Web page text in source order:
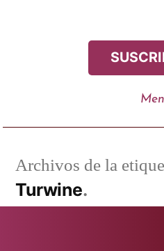
Archivos de la
Turwine